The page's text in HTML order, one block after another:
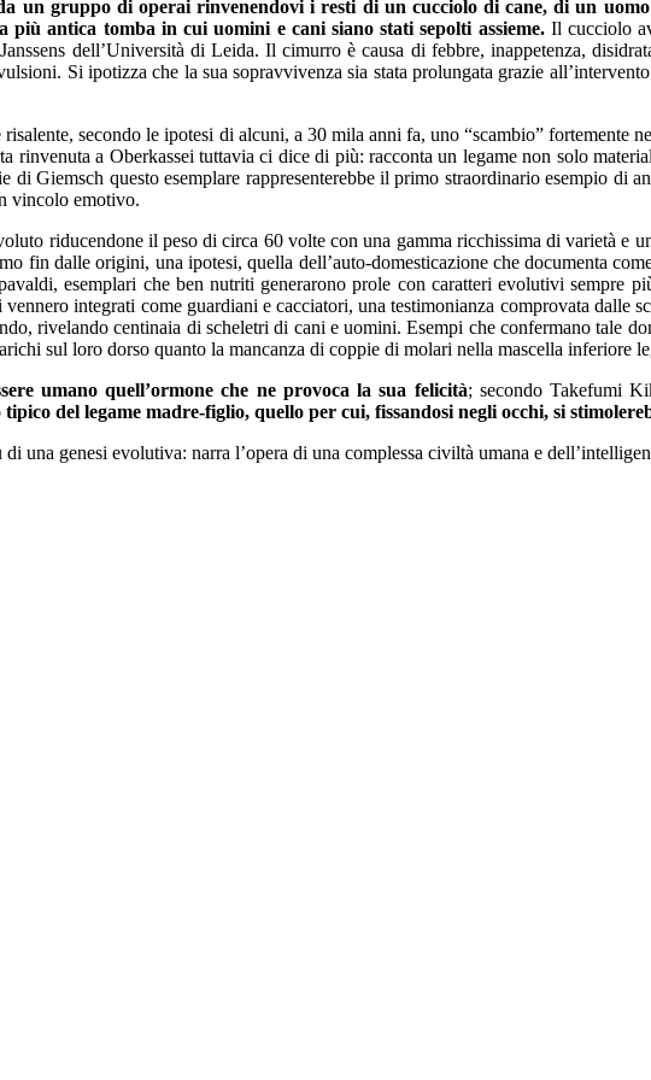
un gruppo di operai rinvenendovi i resti di un cucciolo di cane, di un
antica tomba in cui uomini e cani siano stati sepolti assieme.Il cucciolo
dell’Università di Leida. Il cimurro è causa di febbre, inappetenza,
Si ipotizza che la sua sopravvivenza sia stata prolungata grazie
secondo le ipotesi di alcuni, a 30 mila anni fa, uno “scambio” fortemente
rinvenuta a Oberkassei tuttavia ci dice di più: racconta un legame non solo
Giemsch questo esemplare rappresenterebbe il primo straordinario esempio di
vincolo emotivo.
riducendone il peso di circa 60 volte con una gamma ricchissima di varietà e
fin dalle origini, una ipotesi, quella dell’auto-domesticazione che documenta
esemplari che ben nutriti generarono prole con caratteri evolutivi sempre
integrati come guardiani e cacciatori, una testimonianza comprovata dalle
rivelando centinaia di scheletri di cani e uomini. Esempi che confermano tale
sul loro dorso quanto la mancanza di coppie di molari nella mascella inferiore
umano quell’ormone che ne provoca la sua felicità; secondo Takefumi
del legame madre-figlio, quello per cui, fissandosi negli occhi, si
una genesi evolutiva: narra l’opera di una complessa civiltà umana e